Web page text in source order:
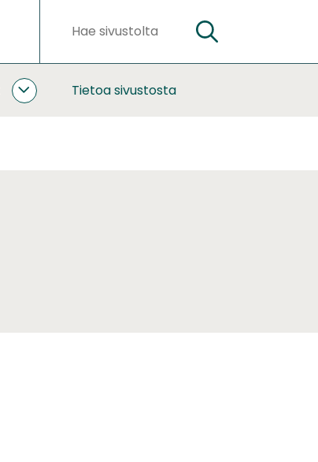
Hakusanat HAE
YHTEISTYÖTietoa sivustosta